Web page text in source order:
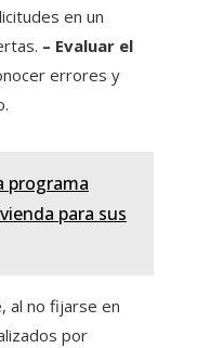
en un
– Evaluar el
errores y
programa
para sus
al no fijarse en
por